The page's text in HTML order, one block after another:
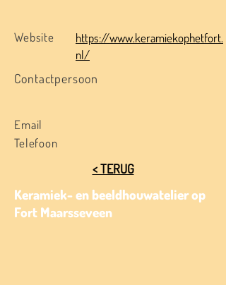
Website
https://www.keramiekophetfort.
nl/
Contactpersoon
Email
Telefoon
< TERUG
Keramiek- en beeldhouwatelier op
Fort Maarsseveen